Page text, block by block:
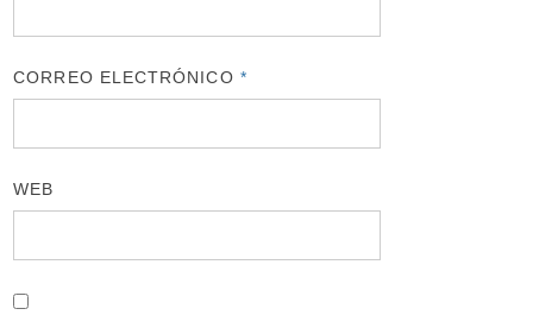
CORREO ELECTRÓNICO *
WEB